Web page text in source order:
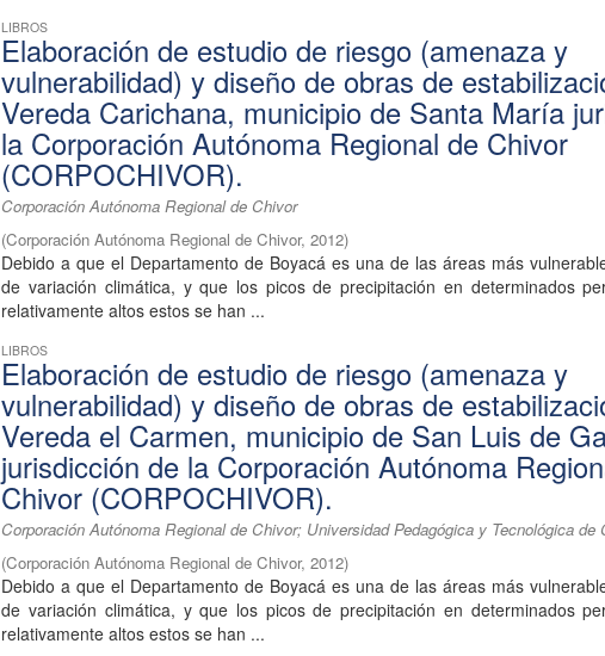
LIBROS
Elaboración de estudio de riesgo (amenaza y
vulnerabilidad) y diseño de obras de
Vereda Carichana, municipio de Santa María
la Corporación Autónoma Regional de Chivor
(CORPOCHIVOR).
Corporación Autónoma Regional de Chivor
(Corporación Autónoma Regional de Chivor,2012)
Debido a que el Departamento de Boyacá es una de las áreas más
de variación climática, y que los picos de precipitación en determinados
relativamente altos estos se han ...
LIBROS
Elaboración de estudio de riesgo (amenaza y
vulnerabilidad) y diseño de obras de
Vereda el Carmen, municipio de San Luis de
jurisdicción de la Corporación Autónoma
Chivor (CORPOCHIVOR).
Corporación Autónoma Regional de Chivor; Universidad Pedagógica y Tecnológica de
(Corporación Autónoma Regional de Chivor,2012)
Debido a que el Departamento de Boyacá es una de las áreas más
de variación climática, y que los picos de precipitación en determinados
relativamente altos estos se han ...